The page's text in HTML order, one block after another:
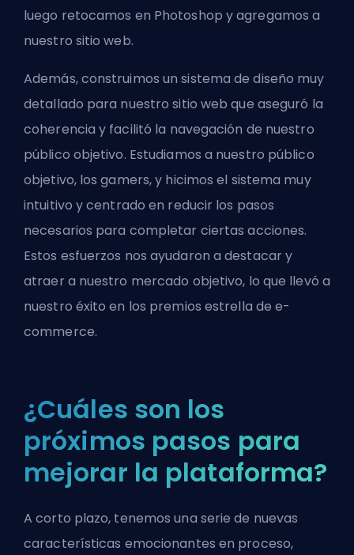
luego retocamos en Photoshop y agregamos a
nuestro sitio web.
Además, construimos un sistema de diseño muy
detallado para nuestro sitio web que aseguró la
coherencia y facilitó la navegación de nuestro
público objetivo. Estudiamos a nuestro público
objetivo, los gamers, y hicimos el sistema muy
intuitivo y centrado en reducir los pasos
necesarios para completar ciertas acciones.
Estos esfuerzos nos ayudaron a destacar y
atraer a nuestro mercado objetivo, lo que llevó a
nuestro éxito en los premios estrella de e-
commerce.
¿Cuáles son los
próximos pasos para
mejorar la plataforma?
A corto plazo, tenemos una serie de nuevas
características emocionantes en proceso,